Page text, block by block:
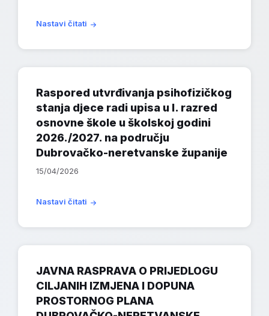
Nastavi čitati
Raspored utvrđivanja psihofizičkog
stanja djece radi upisa u I. razred
osnovne škole u školskoj godini
2026./2027. na području
Dubrovačko-neretvanske županije
15/04/2026
Nastavi čitati
JAVNA RASPRAVA O PRIJEDLOGU
CILJANIH IZMJENA I DOPUNA
PROSTORNOG PLANA